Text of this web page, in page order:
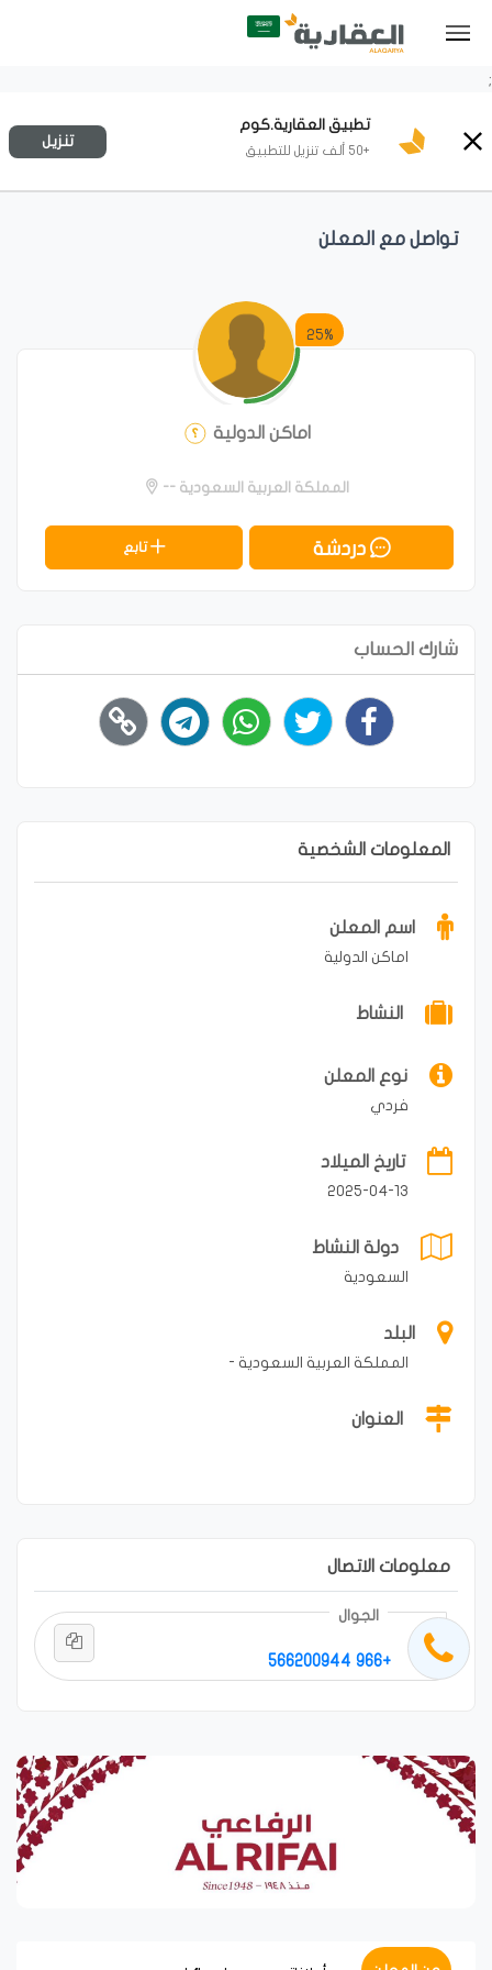
;
تطبيق العقارية.كوم
+50 ألف تنزيل للتطبيق
تنزيل
تواصل مع المعلن
25%
اماكن الدولية
المملكة العربية السعودية --
دردشة تابع
شارك الحساب
المعلومات الشخصية
اسم المعلن
اماكن الدولية
النشاط
نوع المعلن
فردي
تاريخ الميلاد
2025-04-13
دولة النشاط
السعودية
البلد
المملكة العربية السعودية -
العنوان
معلومات الاتصال
+966 566200944
الجوال